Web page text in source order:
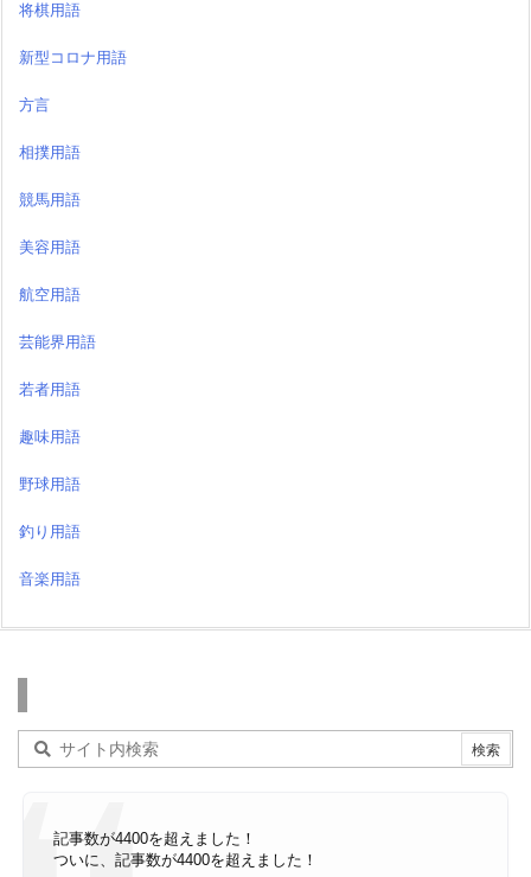
将棋用語
新型コロナ用語
方言
相撲用語
競馬用語
美容用語
航空用語
芸能界用語
若者用語
趣味用語
野球用語
釣り用語
音楽用語
記事数が4400を超えました！
ついに、記事数が4400を超えました！